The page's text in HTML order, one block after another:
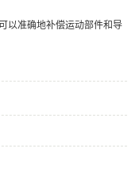
以准确地补偿运动部件和导